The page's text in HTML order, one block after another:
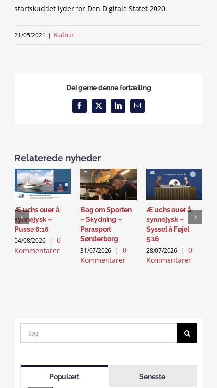
startskuddet lyder for Den Digitale Stafet 2020.
21/05/2021 | Kultur
Del gerne denne fortælling
Facebook
X LinkedInEmail
Relaterede nyheder
Æ uchs ouer å
synnejysk –
Pusse 6:16
04/08/2026 |
0
Kommentarer
Bag om Sporten
– Skydning –
Parasport
Sønderborg
31/07/2026 |
0
Kommentarer
Æ uchs ouer å
synnejysk –
Syssel å Føjel
5:16
28/07/2026 |
0
Kommentarer
Search
for:
Populært Seneste
accept